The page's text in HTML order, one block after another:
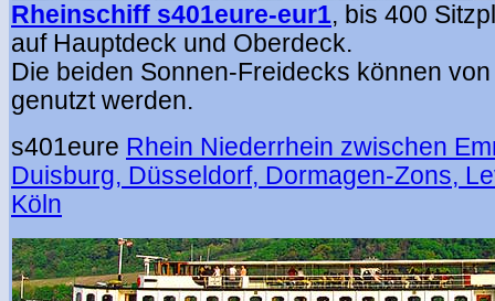
Rheinschiff s401eure-eur1, bis 400
auf Hauptdeck und Oberdeck.
Die beiden Sonnen-Freidecks können
genutzt werden.
s401eure Rhein Niederrhein zwischen
Duisburg, Düsseldorf, Dormagen-Zons,
Köln